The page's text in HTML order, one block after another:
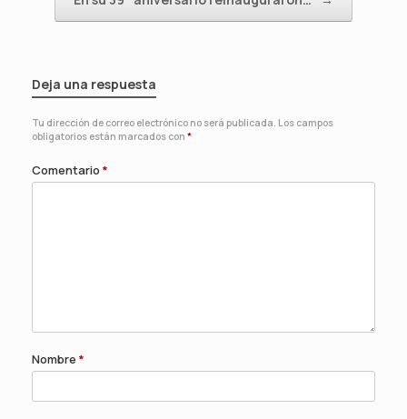
Deja una respuesta
Tu dirección de correo electrónico no será publicada. Los campos
obligatorios están marcados con *
Comentario *
Nombre *